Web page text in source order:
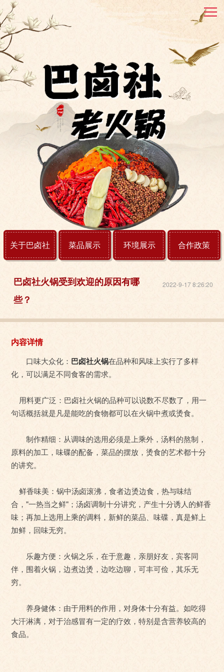
关于巴卤社 菜品展示 环境展示 合作政策
2022-9-17 8:26:20
巴卤社火锅受到欢迎的原因有哪
些？
内容详情
口味大众化： 巴卤社火锅在品种和风味上实行了多样
化，可以满足不同食客的需求。
用料更广泛：巴卤社火锅的品种可以说数不尽数了，用一
句话概括就是凡是能吃的食物都可以在火锅中煮或烫食。
制作精细：从调味的选用必须是上乘外，汤料的熬制，
原料的加工，味碟的配备，菜品的摆放，烫食的艺术都十分
的讲究。
鲜香味美：锅中汤卤滚沸，食者边烫边食，热与味结
合，"一热当之鲜"；汤卤调制十分讲究，产生十分诱人的鲜香
味；再加上选用上乘的调料，新鲜的菜品、味碟，真是鲜上
加鲜，回味无穷。
乐趣方便：火锅之乐，在于意趣，亲朋好友，宾客同
伴，围着火锅，边煮边烫，边吃边聊，可丰可俭，其乐无
穷。
养身健体：由于用料的作用，对身体十分有益。如吃得
大汗淋漓，对于治感冒有一定的疗效，特别是含营养较高的
食品。